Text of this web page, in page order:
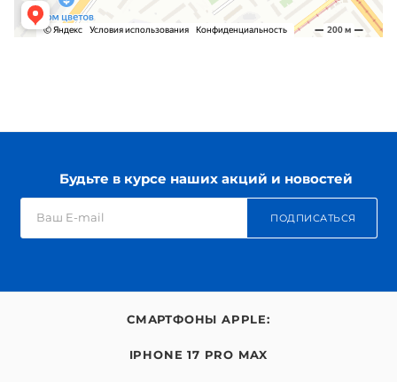
Будьте в курсе наших акций и новостей
ПОДПИСАТЬСЯ
СМАРТФОНЫ APPLE:
IPHONE 17 PRO MAX